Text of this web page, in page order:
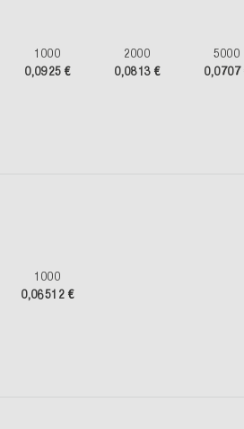
1000
0,0925 €
2000
0,0813 €
5000
0,0707
1000
0,06512 €